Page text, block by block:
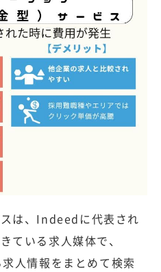
は、Indeedに代表され
ている求人媒体で、
人情報をまとめて検索